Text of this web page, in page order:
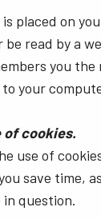
placed on
read by a
you
your
of cookies.
use of
save time,
question.